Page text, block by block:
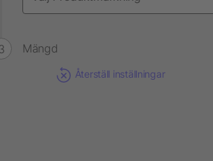
Mängd
Återställ inställningar